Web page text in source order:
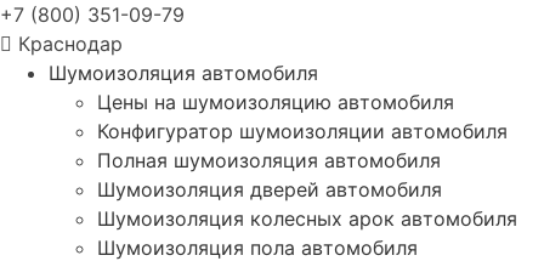
+7 (800) 351-09-79
Краснодар
Шумоизоляция автомобиля
Цены на шумоизоляцию автомобиля
Конфигуратор шумоизоляции автомобиля
Полная шумоизоляция автомобиля
Шумоизоляция дверей автомобиля
Шумоизоляция колесных арок автомобиля
Шумоизоляция пола автомобиля